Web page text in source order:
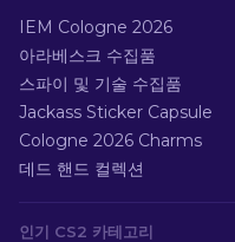
IEM Cologne 2026
아라베스크 수집품
스파이 및 기술 수집품
Jackass Sticker Capsule
Cologne 2026 Charms
데드 핸드 컬렉션
인기 CS2 카테고리